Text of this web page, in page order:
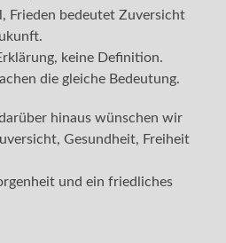
Frieden bedeutet Zuversicht
keine Definition.
die gleiche Bedeutung.
hinaus wünschen wir
Gesundheit, Freiheit
und ein friedliches